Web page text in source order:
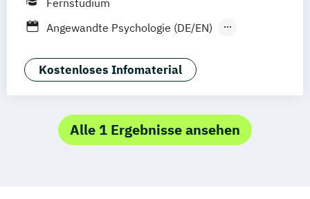
Deggendorf Karlsruhe
Kassel
Oberhausen Offenbach Saarbrücken
Neu-Ulm Graz Innsbruck Wien
Augsburg Freising Friedrichshafen
Klagenfurt Magdeburg Münster Trier
Würzburg Chemnitz Linz
Fernstudium
Angewandte Psychologie (DE/EN)
Gesundheitspsychologie
Kommunikationspsychologie
Kostenloses Infomaterial
Alle 1 Ergebnisse ansehen